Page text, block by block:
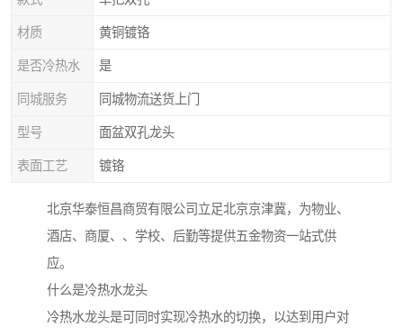
材质 黄铜镀铬
是否冷热水 是
同城服务 同城物流送货上门
型号 面盆双孔龙头
表面工艺 镀铬
北京华泰恒昌商贸有限公司立足北京京津冀，为物业、
酒店、商厦、、学校、后勤等提供五金物资一站式供
应。
什么是冷热水龙头
冷热水龙头是可同时实现冷热水的切换，以达到用户对